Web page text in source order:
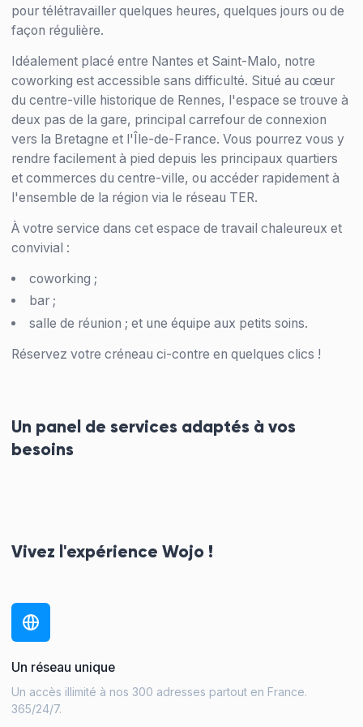
pour télétravailler quelques heures, quelques jours ou de
façon régulière.
Idéalement placé entre Nantes et Saint-Malo, notre
coworking est accessible sans difficulté. Situé au cœur
du centre-ville historique de Rennes, l'espace se trouve à
deux pas de la gare, principal carrefour de connexion
vers la Bretagne et l'Île-de-France. Vous pourrez vous y
rendre facilement à pied depuis les principaux quartiers
et commerces du centre-ville, ou accéder rapidement à
l'ensemble de la région via le réseau TER.
À votre service dans cet espace de travail chaleureux et
convivial :
coworking ;
bar ;
salle de réunion ; et une équipe aux petits soins.
Réservez votre créneau ci-contre en quelques clics !
Un panel de services adaptés à vos
besoins
Vivez l'expérience Wojo !
Un réseau unique
Un accès illimité à nos 300 adresses partout en France.
365/24/7.